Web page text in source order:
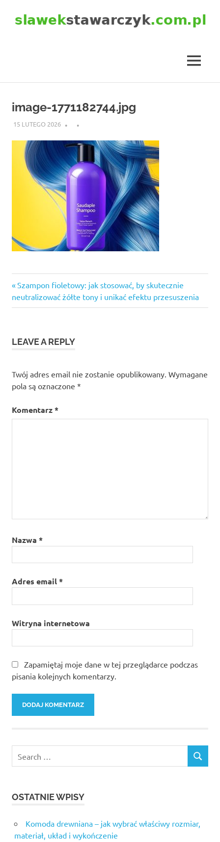
MENU
image-1771182744.jpg
15 LUTEGO 2026
Nawigacja
wpisu
Previous
Post:
Szampon fioletowy: jak stosować, by skutecznie
neutralizować żółte tony i unikać efektu przesuszenia
LEAVE A REPLY
Twój adres email nie zostanie opublikowany. Wymagane
pola są oznaczone *
Komentarz*
Nazwa *
Adres email*
Witryna internetowa
Zapamiętaj moje dane w tej przeglądarce podczas
pisania kolejnych komentarzy.
OSTATNIE WPISY
Komoda drewniana – jak wybrać właściwy rozmiar,
materiał, układ i wykończenie